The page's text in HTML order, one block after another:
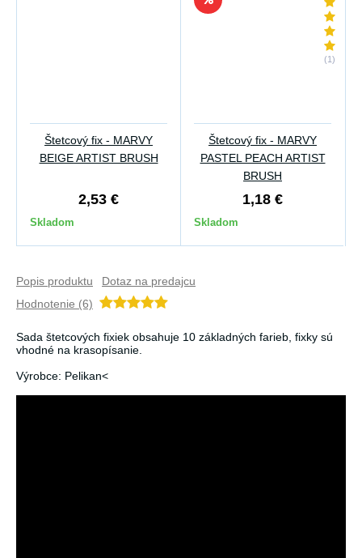
Štetcový fix - MARVY
BEIGE ARTIST BRUSH
2,53 €
Skladom
(1)
Štetcový fix - MARVY
PASTEL PEACH ARTIST
BRUSH
1,18 €
Skladom
Popis produktu
Dotaz na predajcu
Hodnotenie (6)
Sada štetcových fixiek obsahuje 10 základných farieb, fixky sú
vhodné na krasopísanie.
Výrobce: Pelikan<